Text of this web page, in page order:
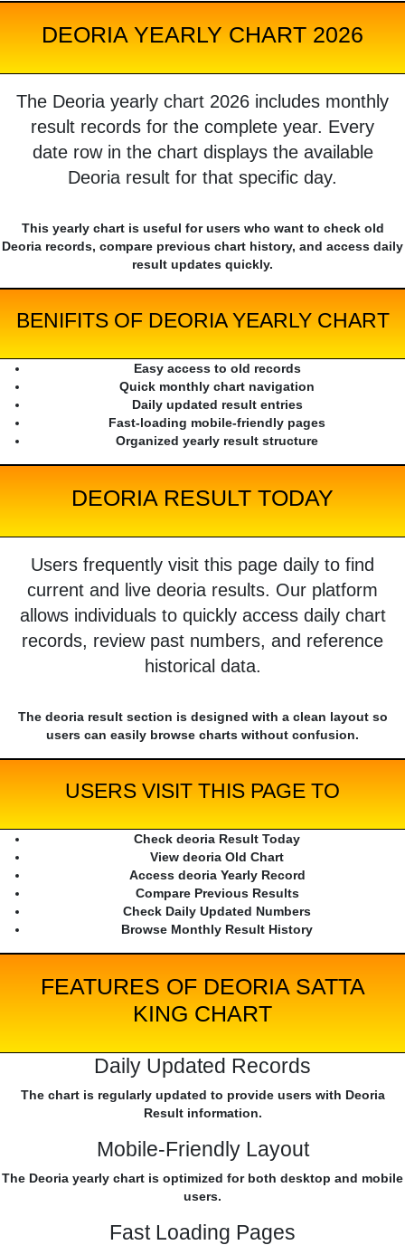
DEORIA YEARLY CHART 2026
The Deoria yearly chart 2026 includes monthly
result records for the complete year. Every
date row in the chart displays the available
Deoria result for that specific day.
This yearly chart is useful for users who want to check old
Deoria records, compare previous chart history, and access daily
result updates quickly.
BENIFITS OF DEORIA YEARLY CHART
Easy access to old records
Quick monthly chart navigation
Daily updated result entries
Fast-loading mobile-friendly pages
Organized yearly result structure
DEORIA RESULT TODAY
Users frequently visit this page daily to find
current and live deoria results. Our platform
allows individuals to quickly access daily chart
records, review past numbers, and reference
historical data.
The deoria result section is designed with a clean layout so
users can easily browse charts without confusion.
USERS VISIT THIS PAGE TO
Check deoria Result Today
View deoria Old Chart
Access deoria Yearly Record
Compare Previous Results
Check Daily Updated Numbers
Browse Monthly Result History
FEATURES OF DEORIA SATTA
KING CHART
Daily Updated Records
The chart is regularly updated to provide users with Deoria
Result information.
Mobile-Friendly Layout
The Deoria yearly chart is optimized for both desktop and mobile
users.
Fast Loading Pages